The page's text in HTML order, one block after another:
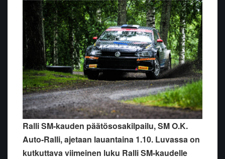
Ralli SM-kauden päätösosakilpailu, SM O.K.
Auto-Ralli, ajetaan lauantaina 1.10. Luvassa on
kutkuttava viimeinen luku Ralli SM-kaudelle